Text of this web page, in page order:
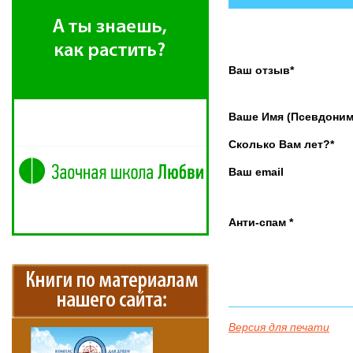
Ваш отзыв*
Ваше Имя
Сколько Вам лет?*
Ваш email
Анти-спам *
Версия для печати